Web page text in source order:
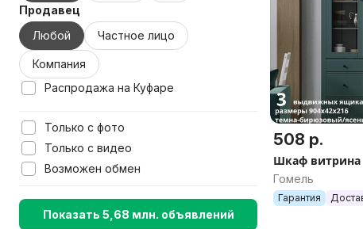
Продавец
Любой
Частное лицо
Компания
Распродажа на Куфаре
Только с фото
Только с видео
Возможен обмен
Показать 5,68 млн. объявлений
508 р.
Шкаф витрина
Гомель
Гарантия